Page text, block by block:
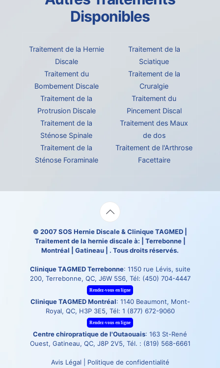
Disponibles
Traitement de la Hernie
Discale
Traitement du
Bombement Discale
Traitement de la
Protrusion Discale
Traitement de la
Sténose Spinale
Traitement de la
Sténose Foraminale
Traitement de la
Sciatique
Traitement de la
Cruralgie
Traitement du
Pincement Discal
Traitement des Maux
de dos
Traitement de l'Arthrose
Facettaire
© 2007SOS Hernie Discale&Clinique TAGMED
Traitement de la hernie discale à: | Terrebonne |
Montréal | Gatineau | . Tous droits réservés.
Clinique TAGMED Terrebonne: 1150 rue Lévis, suite
200, Terrebonne, QC, J6W 5S6, Tél: (450) 704-4447
Rendez-vous en ligne
Clinique TAGMED Montréal: 1140 Beaumont, Mont-
Royal, QC, H3P 3E5, Tél: 1 (877) 672-9060
Rendez-vous en ligne
Centre chiropratique de l'Outaouais: 163 St-René
Ouest, Gatineau, QC, J8P 2V5, Tél. : (819) 568-6661
Avis Légal Politique de confidentialité